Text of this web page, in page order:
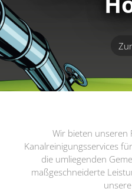
Wir bieten unseren
Kanalreinigungsservices
die umliegenden
maßgeschneiderte